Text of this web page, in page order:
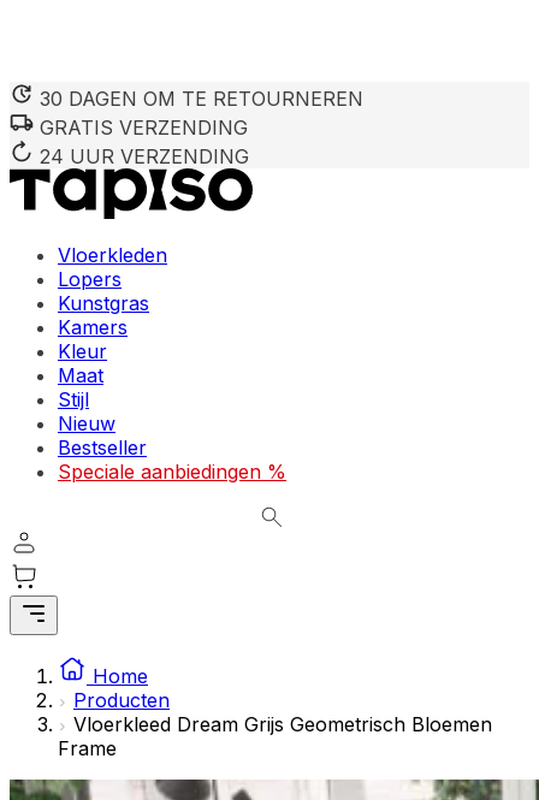
30 DAGEN OM TE RETOURNEREN
GRATIS VERZENDING
24 UUR VERZENDING
Vloerkleden
Lopers
Kunstgras
Kamers
Kleur
Maat
Stijl
Nieuw
Bestseller
Speciale aanbiedingen %
Home
Producten
Vloerkleed Dream Grijs Geometrisch Bloemen
Frame
We gebruiken cookies om inhoud en advertenties te
deze informatie combineren met andere gegevens die u
diensten.
Noodzakelijk
Noodzakelijke cookies zijn essentieel voor de
verandert, zoals uw voorkeurstaal of de regio waar u zich
interessant zijn voor de individuele gebruiker en
Niet-geclassificeerde cookies zijn cookies die in het